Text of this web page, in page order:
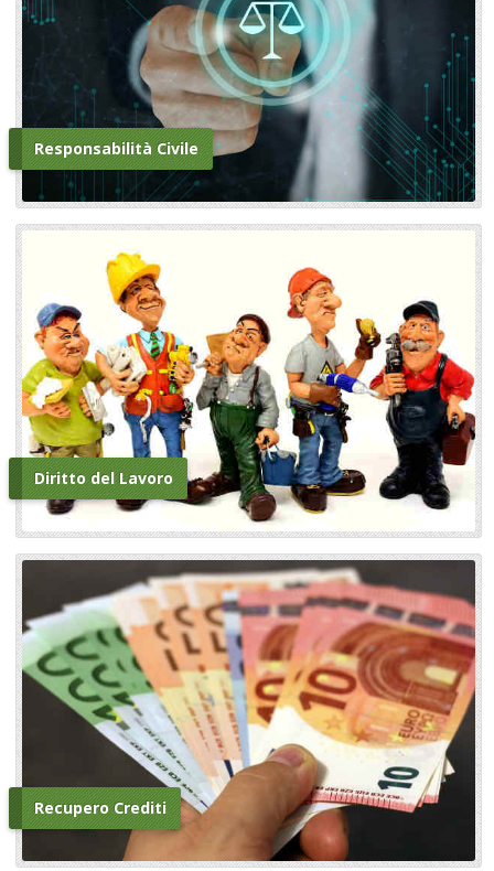
Responsabilità Civile
Diritto del Lavoro
Recupero Crediti